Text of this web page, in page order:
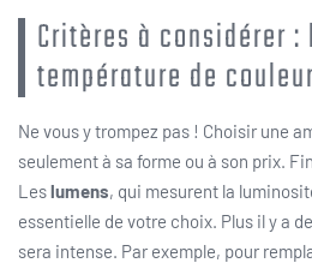
Critères à considérer :
température de
Ne vous y trompez pas ! Choisir une
seulement à sa forme ou à son prix.
Leslumens, qui mesurent la
essentielle de votre choix. Plus il y a
sera intense. Par exemple, pour